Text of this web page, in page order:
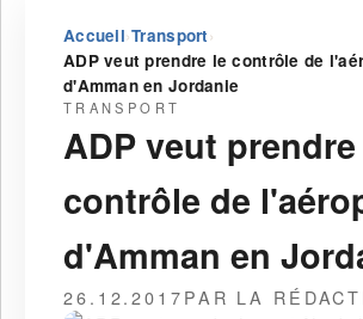
Accueil›Transport ›
ADP veut prendre le contrôle de
d'Amman en Jordanie
TRANSPORT
ADP veut
contrôle de
d'Amman en
26.12.2017PAR LA